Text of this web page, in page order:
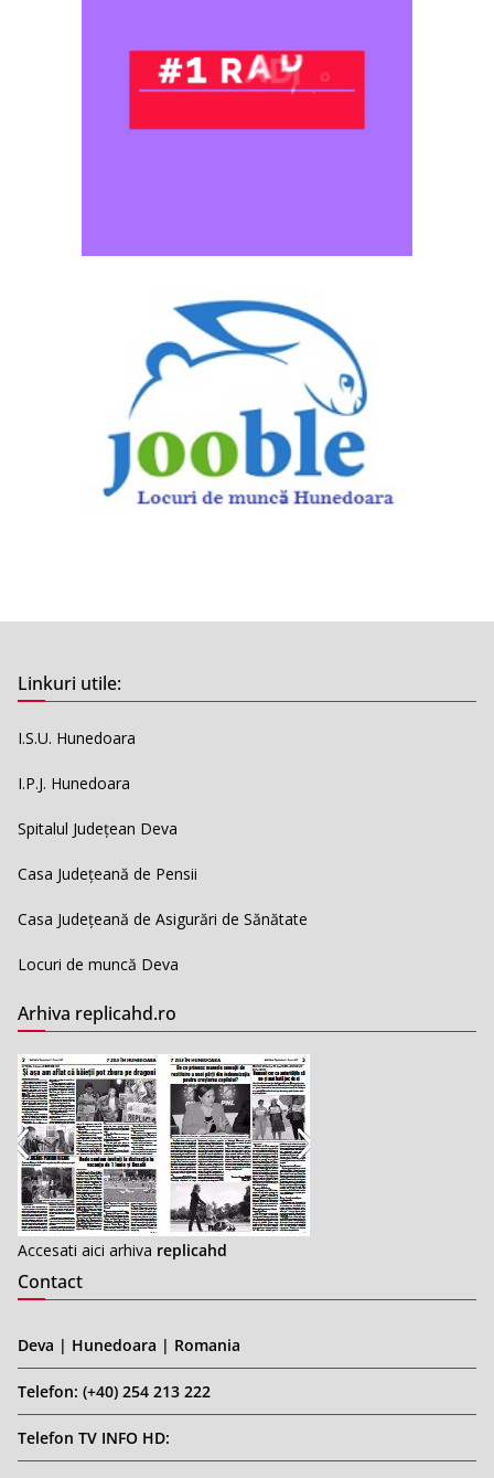
Linkuri utile:
I.S.U. Hunedoara
I.P.J. Hunedoara
Spitalul Județean Deva
Casa Județeană de Pensii
Casa Județeană de Asigurări de Sănătate
Locuri de muncă Deva
Arhiva replicahd.ro
Accesati aici arhiva replicahd
Contact
Deva | Hunedoara | Romania
Telefon: (+40) 254 213 222
Telefon TV INFO HD: